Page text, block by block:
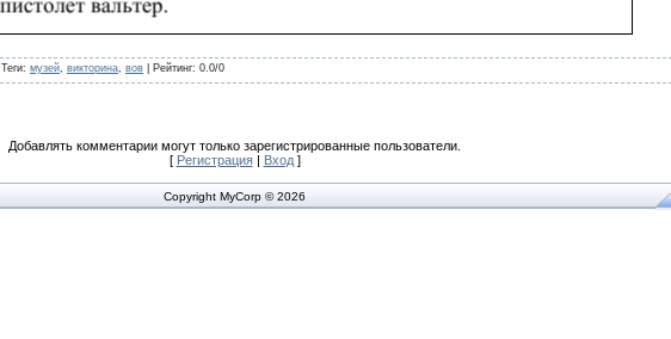
Теги: музей, викторина, вов Рейтинг: 0.0/0
Добавлять комментарии могут только зарегистрированные пользователи.
[ Регистрация| Вход]
Copyright MyCorp © 2026